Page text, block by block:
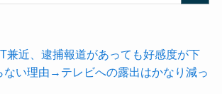
兼近、逮捕報道があっても好感度が下
ない理由→テレビへの露出はかなり減っ